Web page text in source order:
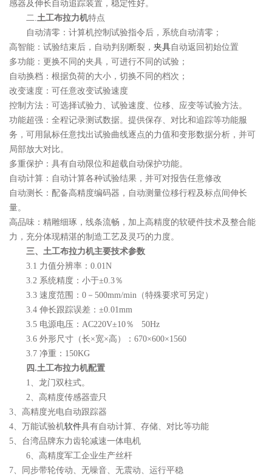
感器及伸长自动追踪装置，稳定性好。
二.土工布拉力机特点
自动清零：计算机控制试验指令后，系统自动清零；
高智能：试验结束后，自动判别断裂， 夹具自动返回初始位置
多功能：更换不同的夹具，可进行不同的试验；
自动换档：根据负荷的大小，切换不同的档次；
改变速度：可任意改变试验速度
控制方法：可选择试验力、试验速度、位移、应变等试验方法。
功能超强：全程记录测试数据。提供保存、对比和追踪等功能服
务，可用鼠标任意找出试验曲线逐点的力值和变形数据分析，并可
局部放大对比。
多重保护：具有自动限位和超载自动保护功能。
自动计算：自动计算各种试验结果，并可对报告任意修改
自动测长：配备高精度编码器，自动测量位移行程及标点间伸长
量。
高品味：精雕细琢，线条流畅，加上高精度的软硬件技术及整合能
力，充分体现精湛的制造工艺及灵巧的力度。
三、土工布拉力机主要技术参数
3.1 力值分辨率：0.01N
3.2 系统精度：小于±0.3％
3.3 速度范围：0－500mm/min（特殊要求可另定）
3.4 伸长跟踪误差：±0.01mm
3.5 电源电压：AC220V±10％ 50Hz
3.6 外形尺寸（长×宽×高）：670×600×1560
3.7 净重：150KG
四.土工布拉力机配置
1、龙门双柱式。
2、高精度传感器壹只
3、高精度光电自动跟踪器
4、万能试验机软件具有自动计算、存储、对比等功能
5、台湾品牌东力齿轮减速一体电机
6、高精度军工企业生产丝杆
7、同步带轮传动、无噪音、无震动、运行平稳